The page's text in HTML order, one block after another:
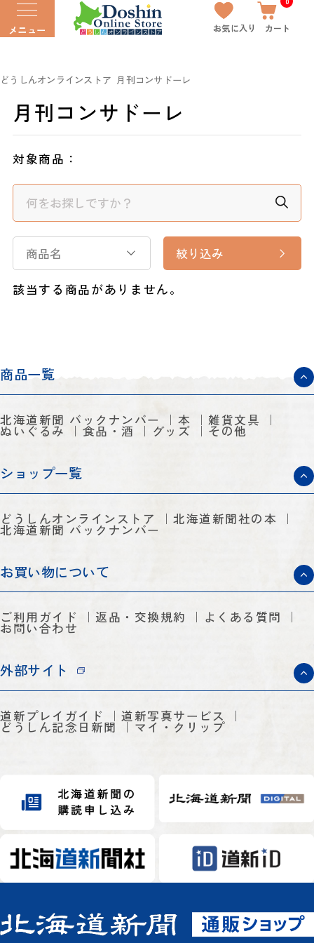
メニュー お気に入り カート
どうしんオンラインストア 月刊コンサドーレ
月刊コンサドーレ
対象商品：
商品名 絞り込み
該当する商品がありません。
商品一覧
北海道新聞 バックナンバー 本 雑貨文具
ぬいぐるみ 食品・酒 グッズ その他
ショップ一覧
どうしんオンラインストア 北海道新聞社の本
北海道新聞 バックナンバー
お買い物について
ご利用ガイド 返品・交換規約 よくある質問
お問い合わせ
外部サイト
道新プレイガイド 道新写真サービス
どうしん記念日新聞 マイ・クリップ